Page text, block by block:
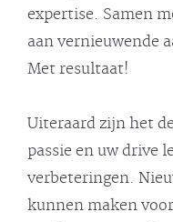
expertise. Samen
aan vernieuwende
Met resultaat!
Uiteraard zijn het
passie en uw drive
verbeteringen.
kunnen maken